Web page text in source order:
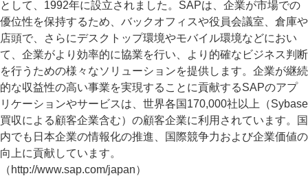
として、1992年に設立されました。SAPは、企業が市場での
優位性を保持するため、バックオフィスや役員会議室、倉庫や
店頭で、さらにデスクトップ環境やモバイル環境などにおい
て、企業がより効率的に協業を行い、より的確なビジネス判断
を行うための様々なソリューションを提供します。企業が継続
的な収益性の高い事業を実現することに貢献するSAPのアプ
リケーションやサービスは、世界各国170,000社以上（Sybase
買収による顧客企業含む）の顧客企業に利用されています。国
内でも日本企業の情報化の推進、国際競争力および企業価値の
向上に貢献しています。
（http://www.sap.com/japan）